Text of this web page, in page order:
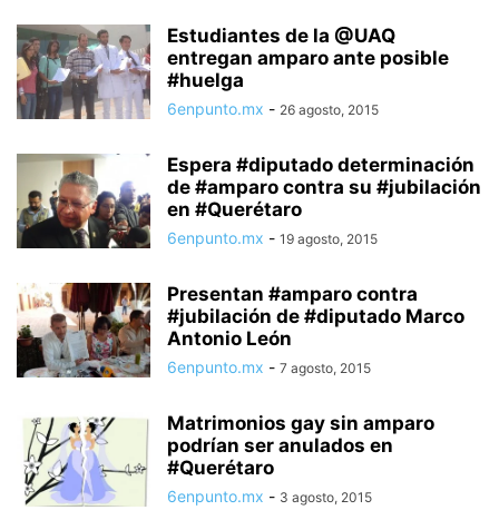
Estudiantes de la @UAQ
entregan amparo ante posible
#huelga
6enpunto.mx - 26 agosto, 2015
Espera #diputado determinación
de #amparo contra su #jubilación
en #Querétaro
6enpunto.mx - 19 agosto, 2015
Presentan #amparo contra
#jubilación de #diputado Marco
Antonio León
6enpunto.mx - 7 agosto, 2015
Matrimonios gay sin amparo
podrían ser anulados en
#Querétaro
6enpunto.mx - 3 agosto, 2015